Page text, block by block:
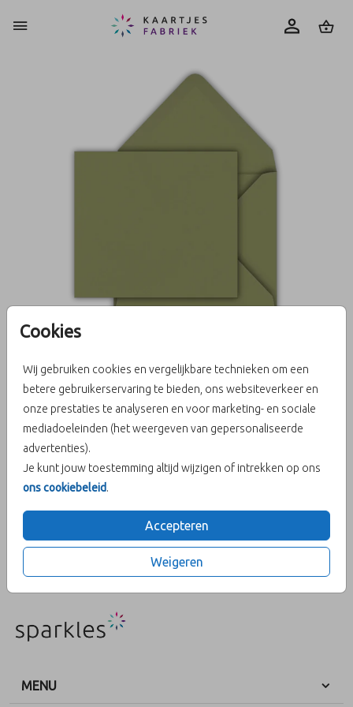
Cookies
Wij gebruiken cookies en vergelijkbare technieken om een
betere gebruikerservaring te bieden, ons websiteverkeer en
onze prestaties te analyseren en voor marketing- en sociale
mediadoeleinden (het weergeven van gepersonaliseerde
advertenties).
Je kunt jouw toestemming altijd wijzigen of intrekken op ons
ons cookiebeleid.
Accepteren
Weigeren
Olijfgroen 12,5 X 14
Aantal
olijfgroen 12,5 x 14
Prijs:€ 0,45
MENU